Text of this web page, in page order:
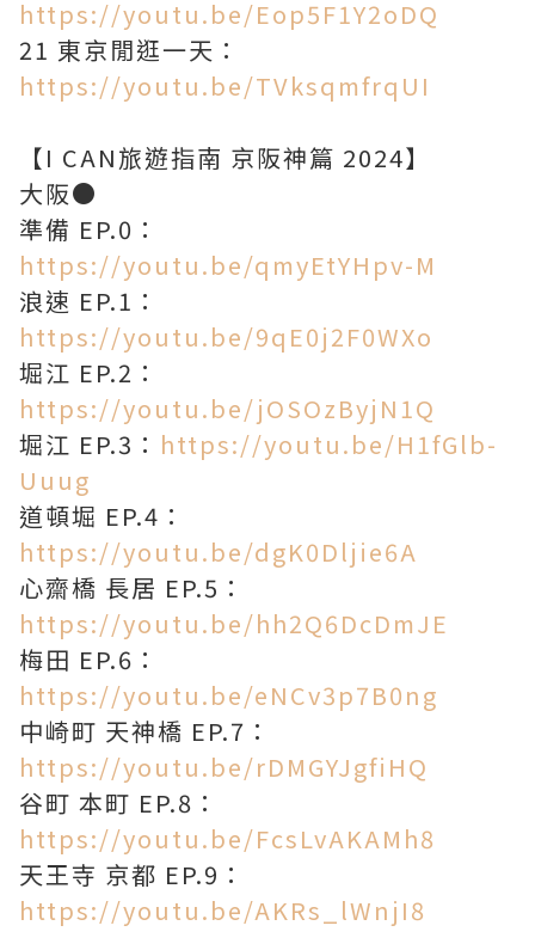
https://youtu.be/Eop5F1Y2oDQ
21 東京閒逛一天：
https://youtu.be/TVksqmfrqUI
【I CAN旅遊指南 京阪神篇 2024】
大阪●
準備 EP.0：
https://youtu.be/qmyEtYHpv-M
浪速 EP.1：
https://youtu.be/9qE0j2F0WXo
堀江 EP.2：
https://youtu.be/jOSOzByjN1Q
堀江 EP.3： https://youtu.be/H1fGlb-
Uuug
道頓堀 EP.4：
https://youtu.be/dgK0Dljie6A
心齋橋 長居 EP.5：
https://youtu.be/hh2Q6DcDmJE
梅田 EP.6：
https://youtu.be/eNCv3p7B0ng
中崎町 天神橋 EP.7：
https://youtu.be/rDMGYJgfiHQ
谷町 本町 EP.8：
https://youtu.be/FcsLvAKAMh8
天王寺 京都 EP.9：
https://youtu.be/AKRs_lWnjI8